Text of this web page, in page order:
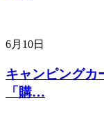
6月10日
キャンピングカ
「購…